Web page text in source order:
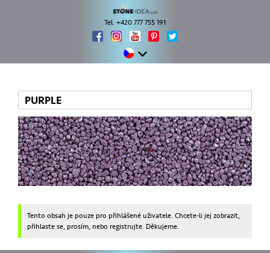
Tel. +420 777 755 191
PURPLE
Tento obsah je pouze pro přihlášené uživatele. Chcete-li jej zobrazit,
přihlaste se, prosím, nebo registrujte. Děkujeme.